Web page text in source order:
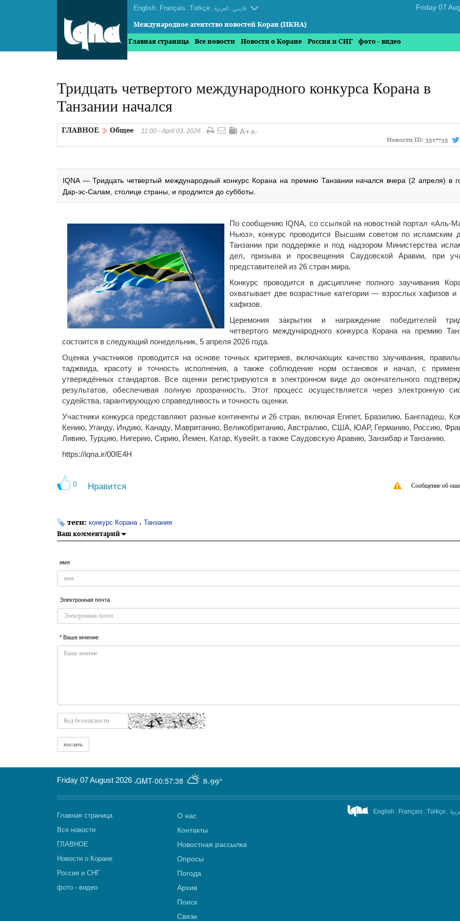
English . Français . Türkçe . العربیة . فارسی
Международное агентство новостей Коран (ИКНА)
Главная страница Все новости Новости о Коране Россия и СНГ фото - видео
Тридцать четвертого международного конкурса Корана в
Танзании начался
ГЛАВНОЕ Общее
11:00 - April 03, 2026
Новости ID: 3517735
IQNA — Тридцать четвертый международный конкурс Корана на премию Танзании начался вчера (2 апреля) в
Дар‑эс‑Салам, столице страны, и продлится до субботы.
По сообщению IQNA, со ссылкой на новостной портал
Ньюз», конкурс проводится Высшим советом по исламским
Танзании при поддержке и под надзором Министерства
дел, призыва и просвещения Саудовской Аравии, при
представителей из 26 стран мира.
Конкурс проводится в дисциплине полного заучивания
охватывает две возрастные категории — взрослых хафизов
хафизов.
Церемония закрытия и награждение победителей
четвертого международного конкурса Корана на премию
состоится в следующий понедельник, 5 апреля 2026 года.
Оценка участников проводится на основе точных критериев, включающих качество заучивания,
таджвида, красоту и точность исполнения, а также соблюдение норм остановок и начал, с
утверждённых стандартов. Все оценки регистрируются в электронном виде до окончательного
результатов, обеспечивая полную прозрачность. Этот процесс осуществляется через электронную
судейства, гарантирующую справедливость и точность оценки.
Участники конкурса представляют разные континенты и 26 стран, включая Египет, Бразилию, Бангладеш,
Кению, Уганду, Индию, Канаду, Мавританию, Великобританию, Австралию, США, ЮАР, Германию, Россию,
Ливию, Турцию, Нигерию, Сирию, Йемен, Катар, Кувейт, а также Саудовскую Аравию, Занзибар и Танзанию.
https://iqna.ir/00IE4H
0 Нравится Сообщение об
теги: конкурс Корана ، Танзания
Ваш комментарий
имя
Электронная почта
* Ваше мнение
GMT-00:57:38 8.99°
Friday 07 August 2026 ,
Главная страница
Все новости
ГЛАВНОЕ
Новости о Коране
Россия и СНГ
фото - видео
О нас
Контакты
Новостная рассылка
Опросы
Погода
Архив
Поиск
Связи
English . Français . Türkçe .